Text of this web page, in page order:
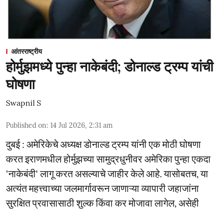
आंतरराष्ट्रीय
होर्मुझमध्ये पुन्हा नाकेबंदी; डोनाल्ड ट्रम्प यांची
घोषणा
Swapnil S
Published on: 14 Jul 2026, 2:31 am
दुबई : अमेरिकेचे अध्यक्ष डोनाल्ड ट्रम्प यांनी एक मोठी घोषणा
करत इराणमधील होर्मुझच्या सामुद्रधुनीवर अमेरिका पुन्हा एकदा
'नाकेबंदी' लागू करत असल्याचे जाहीर केले आहे. यासोबतच, या
अत्यंत महत्त्वाच्या जलमार्गावरून जाणाऱ्या व्यापारी जहाजांना
सुरक्षित प्रवासासाठी शुल्क किंवा कर मोजावा लागेल, असेही